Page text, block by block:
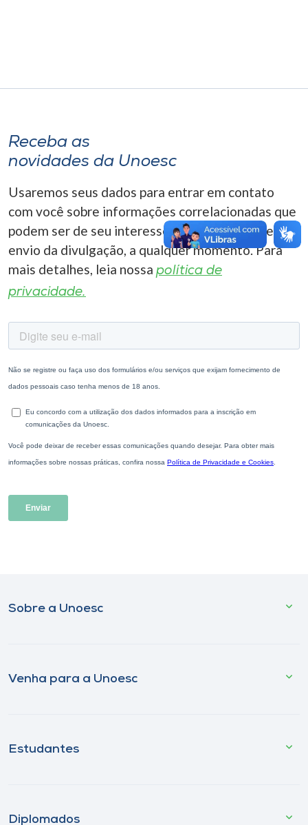
A+
Receba as
novidades da Unoesc
Usaremos seus dados para entrar em contato
com você sobre informações correlacionadas que
podem ser de seu interesse. Você pode cancelar o
envio da divulgação, a qualquer momento. Para
mais detalhes, leia nossa política de
privacidade.
Sobre a Unoesc
Venha para a Unoesc
Estudantes
Diplomados